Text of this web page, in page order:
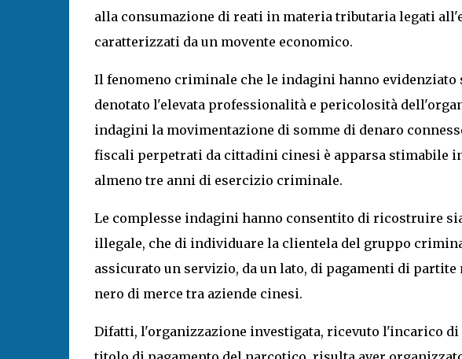
alla consumazione di reati in materia tributaria legati
caratterizzati da un movente economico.
Il fenomeno criminale che le indagini hanno evidenziato
denotato l'elevata professionalità e pericolosità
indagini la movimentazione di somme di denaro
fiscali perpetrati da cittadini cinesi è apparsa stimabile
almeno tre anni di esercizio criminale.
Le complesse indagini hanno consentito di ricostruire
illegale, che di individuare la clientela del gruppo
assicurato un servizio, da un lato, di pagamenti di
nero di merce tra aziende cinesi.
Difatti, l'organizzazione investigata, ricevuto l'incarico